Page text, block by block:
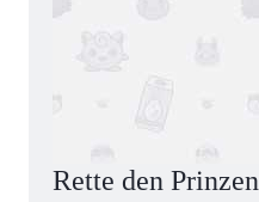
Rette den Prinzen